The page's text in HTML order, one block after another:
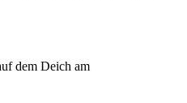
dem Deich am